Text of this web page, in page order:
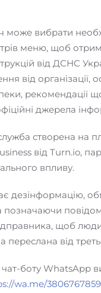
може вибрати
меню, щоб
від ДСНС
від організації,
рекомендації
джерела
створена на
від Turn.io,
впливу.
дезінформацію,
позначаючи
щоб
переслана від
боту WhatsApp
wa.me/